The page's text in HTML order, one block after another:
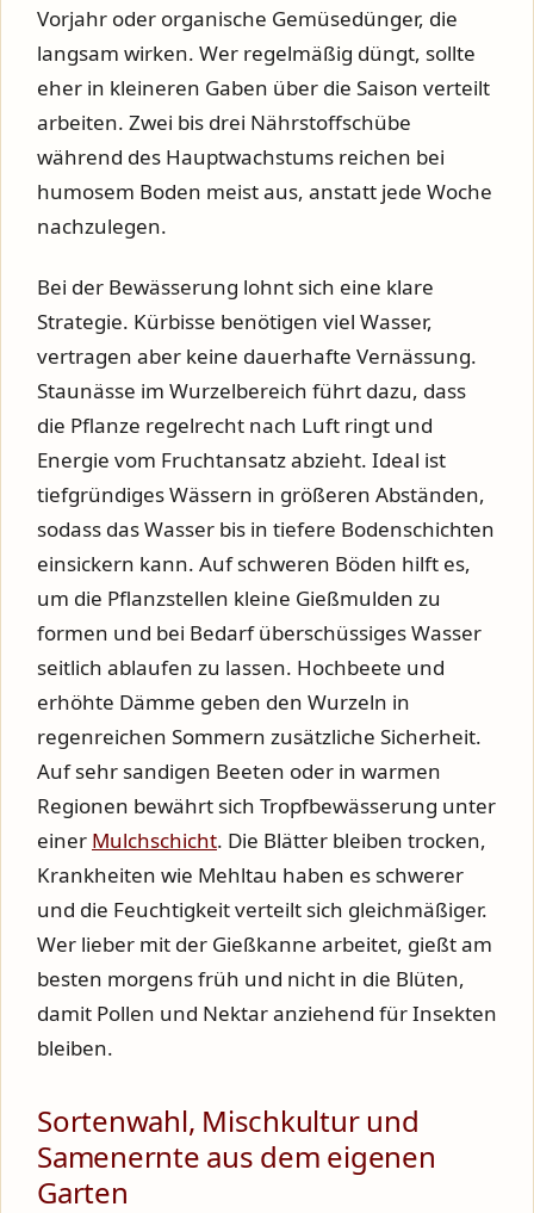
Vorjahr oder organische Gemüsedünger, die
langsam wirken. Wer regelmäßig düngt, sollte
eher in kleineren Gaben über die Saison verteilt
arbeiten. Zwei bis drei Nährstoffschübe
während des Hauptwachstums reichen bei
humosem Boden meist aus, anstatt jede Woche
nachzulegen.
Bei der Bewässerung lohnt sich eine klare
Strategie. Kürbisse benötigen viel Wasser,
vertragen aber keine dauerhafte Vernässung.
Staunässe im Wurzelbereich führt dazu, dass
die Pflanze regelrecht nach Luft ringt und
Energie vom Fruchtansatz abzieht. Ideal ist
tiefgründiges Wässern in größeren Abständen,
sodass das Wasser bis in tiefere Bodenschichten
einsickern kann. Auf schweren Böden hilft es,
um die Pflanzstellen kleine Gießmulden zu
formen und bei Bedarf überschüssiges Wasser
seitlich ablaufen zu lassen. Hochbeete und
erhöhte Dämme geben den Wurzeln in
regenreichen Sommern zusätzliche Sicherheit.
Auf sehr sandigen Beeten oder in warmen
Regionen bewährt sich Tropfbewässerung unter
einer Mulchschicht. Die Blätter bleiben trocken,
Krankheiten wie Mehltau haben es schwerer
und die Feuchtigkeit verteilt sich gleichmäßiger.
Wer lieber mit der Gießkanne arbeitet, gießt am
besten morgens früh und nicht in die Blüten,
damit Pollen und Nektar anziehend für Insekten
bleiben.
Sortenwahl, Mischkultur und
Samenernte aus dem eigenen
Garten